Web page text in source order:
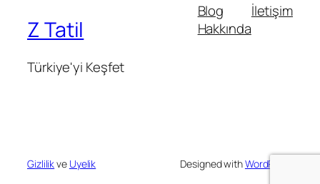
Z Tatil
Türkiye'yi Keşfet
Blog
Hakkında
İletişim
Gizlilikve Uyelik Designed withWordPress